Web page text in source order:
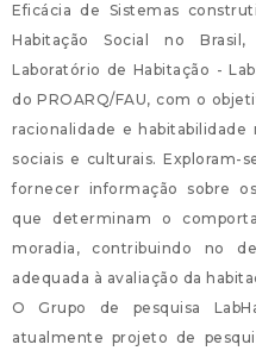
Eficácia de Sistemas
Habitação Social no
Laboratório de Habitação -
do PROARQ/FAU, com o
racionalidade e habitabilidade
sociais e culturais. Exploram-
fornecer informação sobre
que determinam o
moradia, contribuindo no
adequada à avaliação da
O Grupo de pesquisa
atualmente projeto de